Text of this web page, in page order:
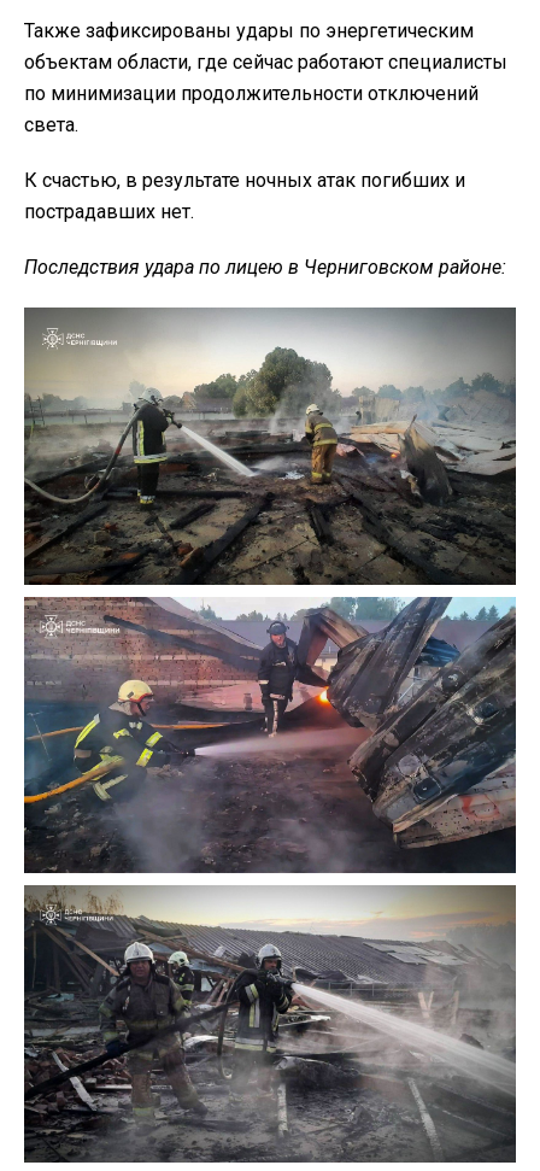
Также зафиксированы удары по энергетическим
объектам области, где сейчас работают специалисты
по минимизации продолжительности отключений
света.
К счастью, в результате ночных атак погибших и
пострадавших нет.
Последствия удара по лицею в Черниговском районе: